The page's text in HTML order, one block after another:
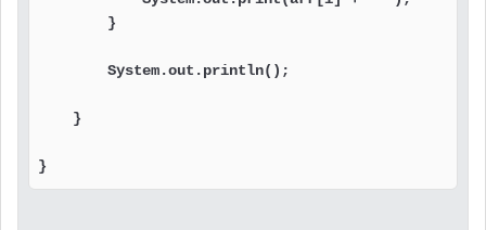
        }
        System.out.println();
    }
}